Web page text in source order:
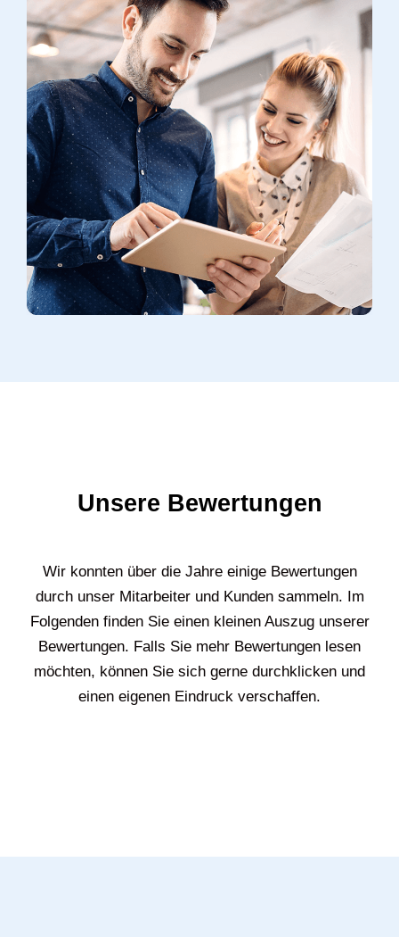
Unsere Bewertungen
Wir konnten über die Jahre einige Bewertungen
durch unser Mitarbeiter und Kunden sammeln. Im
Folgenden finden Sie einen kleinen Auszug unserer
Bewertungen. Falls Sie mehr Bewertungen lesen
möchten, können Sie sich gerne durchklicken und
einen eigenen Eindruck verschaffen.